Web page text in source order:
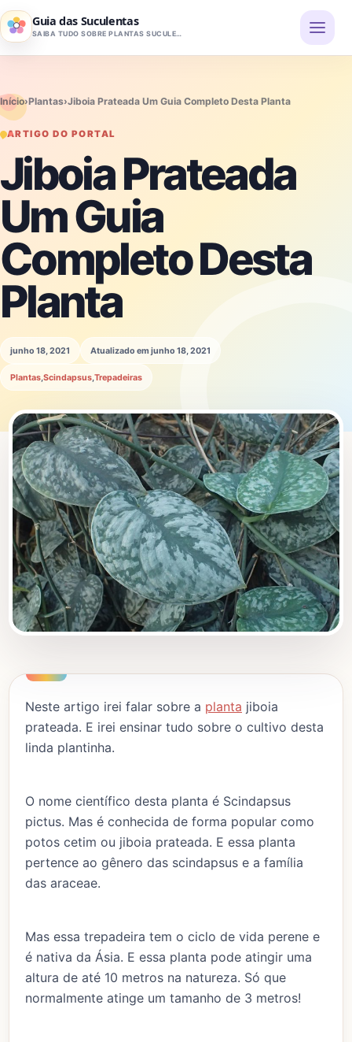
Pular para o conteúdo
Guia das Suculentas
SAIBA TUDO SOBRE PLANTAS SUCULENTAS
Início›Plantas›Jiboia Prateada Um Guia Completo Desta Planta
ARTIGO DO PORTAL
Jiboia Prateada
Um Guia
Completo Desta
Planta
junho 18, 2021 Atualizado em junho 18, 2021
Plantas Scindapsus Trepadeiras
Neste artigo irei falar sobre a planta jiboia
prateada. E irei ensinar tudo sobre o cultivo desta
linda plantinha.
O nome científico desta planta é Scindapsus
pictus. Mas é conhecida de forma popular como
potos cetim ou jiboia prateada. E essa planta
pertence ao gênero das scindapsus e a família
das araceae.
Mas essa trepadeira tem o ciclo de vida perene e
é nativa da Ásia. E essa planta pode atingir uma
altura de até 10 metros na natureza. Só que
normalmente atinge um tamanho de 3 metros!